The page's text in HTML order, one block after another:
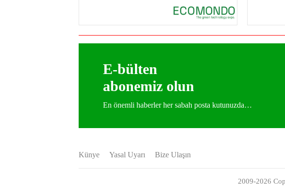
E-bülten
abonemiz olun
En önemli haberler her sabah posta kutunuzda…
Künye Yasal Uyarı Bize Ulaşın
2009-2026